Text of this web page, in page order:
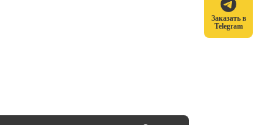
Заказать в
Telegram